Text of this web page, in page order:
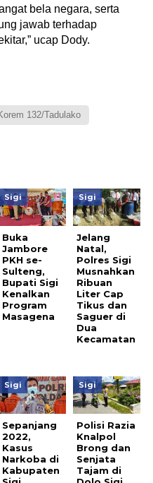
bela negara, serta
jawab terhadap
ucap Dody.
132/Tadulako
Sigi
Buka
Jambore
PKH se-
Sulteng,
Bupati Sigi
Kenalkan
Program
Masagena
Sigi
Jelang
Natal,
Polres Sigi
Musnahkan
Ribuan
Liter Cap
Tikus dan
Saguer di
Dua
Kecamatan
Sigi
Sepanjang
2022,
Kasus
Narkoba di
Kabupaten
Sigi
Polisi Razia
Knalpol
Brong dan
Senjata
Tajam di